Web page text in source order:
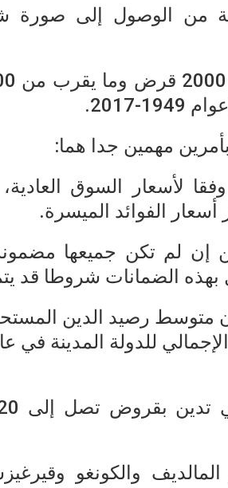
من الوصول إلى صورة
2017.
مهمين جدا هما:
لأسعار السوق
أسعار الفوائد الميسرة.
لم تكن جميعها
بهذه الضمانات شروطا قد
متوسط ​​رصيد الدين
والكونغو